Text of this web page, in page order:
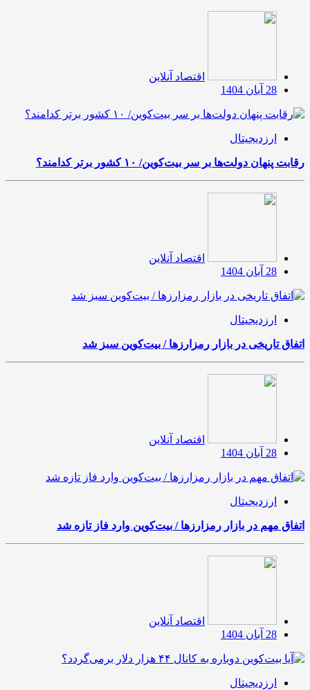
اقتصاد آنلاین
28 آبان 1404
ارزدیجیتال
رقابت پنهان دولت‌ها بر سر بیت‌کوین/ ۱۰ کشور برتر کدامند؟
اقتصاد آنلاین
28 آبان 1404
ارزدیجیتال
اتفاق تاریخی در بازار رمزارزها / بیت‌کوین سبز شد
اقتصاد آنلاین
28 آبان 1404
ارزدیجیتال
اتفاق مهم در بازار رمزارزها / بیت‌کوین وارد فاز تازه شد
اقتصاد آنلاین
28 آبان 1404
ارزدیجیتال